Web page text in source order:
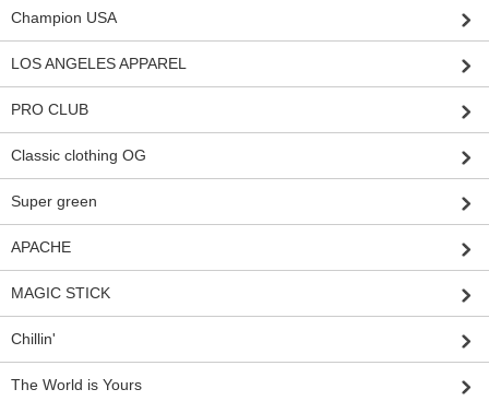
Champion USA
LOS ANGELES APPAREL
PRO CLUB
Classic clothing OG
Super green
APACHE
MAGIC STICK
Chillin'
The World is Yours